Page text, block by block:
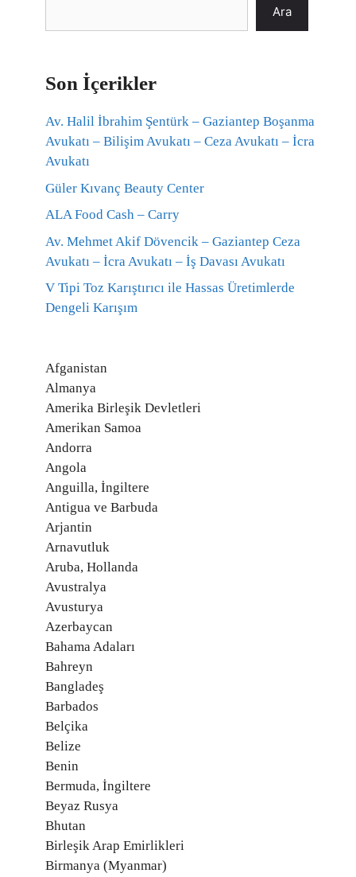
Ara
Son İçerikler
Av. Halil İbrahim Şentürk – Gaziantep Boşanma
Avukatı – Bilişim Avukatı – Ceza Avukatı – İcra
Avukatı
Güler Kıvanç Beauty Center
ALA Food Cash – Carry
Av. Mehmet Akif Dövencik – Gaziantep Ceza
Avukatı – İcra Avukatı – İş Davası Avukatı
V Tipi Toz Karıştırıcı ile Hassas Üretimlerde
Dengeli Karışım
Afganistan
Almanya
Amerika Birleşik Devletleri
Amerikan Samoa
Andorra
Angola
Anguilla, İngiltere
Antigua ve Barbuda
Arjantin
Arnavutluk
Aruba, Hollanda
Avustralya
Avusturya
Azerbaycan
Bahama Adaları
Bahreyn
Bangladeş
Barbados
Belçika
Belize
Benin
Bermuda, İngiltere
Beyaz Rusya
Bhutan
Birleşik Arap Emirlikleri
Birmanya (Myanmar)